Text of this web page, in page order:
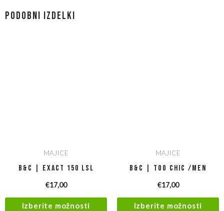
Podobni izdelki
MAJICE
B&C | Exact 150 LSL
€17,00
Izberite možnosti
MAJICE
B&C | Too Chic /men
€17,00
Izberite možnosti